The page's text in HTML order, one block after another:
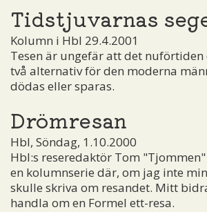
Tidstjuvarnas
Kolumn i Hbl 29.4.2001
Tesen är ungefär att det
två alternativ för den moderna
dödas eller sparas.
Drömresan
Hbl, Söndag, 1.10.2000
Hbl:s reseredaktör Tom
en kolumnserie där, om jag inte
skulle skriva om resandet. Mitt
handla om en Formel ett-resa.